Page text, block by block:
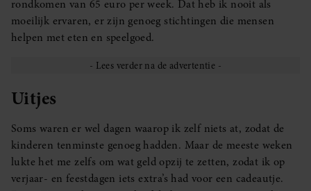
rondkomen van 65 euro per week. Dat heb ik nooit als
moeilijk ervaren, er zijn genoeg stichtingen die mensen
helpen met eten en speelgoed.
Uitjes
Soms waren er wel dagen waarop ik zelf niets at, zodat de
kinderen tenminste genoeg hadden. Maar de meeste weken
lukte het me zelfs om wat geld opzij te zetten, zodat ik op
verjaar- en feestdagen iets extra’s had voor een cadeautje.